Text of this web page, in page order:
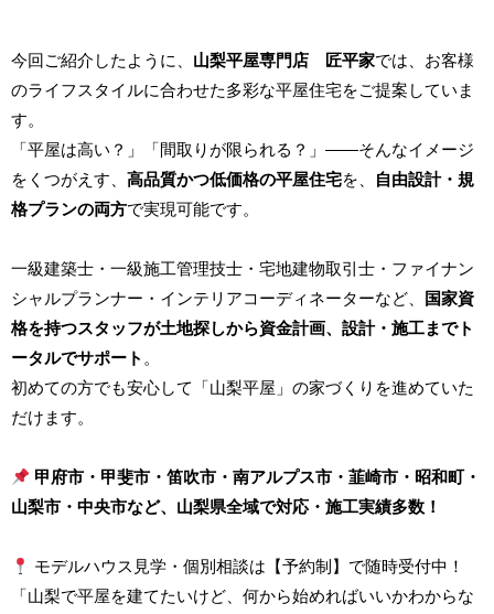
今回ご紹介したように、 山梨平屋専門店 匠平家では、お客様
のライフスタイルに合わせた多彩な平屋住宅をご提案していま
す。
「平屋は高い？」「間取りが限られる？」――そんなイメージ
をくつがえす、 高品質かつ低価格の平屋住宅を、
自由設計・規
格プランの両方で実現可能です。
一級建築士・一級施工管理技士・宅地建物取引士・ファイナン
シャルプランナー・インテリアコーディネーターなど、
国家資
格を持つスタッフが土地探しから資金計画、設計・施工までト
ータルでサポート 。
初めての方でも安心して「山梨平屋」の家づくりを進めていた
だけます。
甲府市・甲斐市・笛吹市・南アルプス市・韮崎市・昭和町・
山梨市・中央市など、山梨県全域で対応・施工実績多数！
モデルハウス見学・個別相談は【予約制】で随時受付中！
「山梨で平屋を建てたいけど、何から始めればいいかわからな